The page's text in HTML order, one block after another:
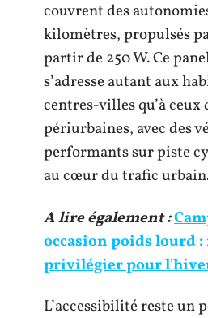
couvrent des
kilomètres, propulsés
partir de 250 W. Ce
s’adresse autant aux
centres-villes qu’à ceux
périurbaines, avec des
performants sur piste
au cœur du trafic
A lire également :
occasion poids lourd :
privilégier pour
L’accessibilité reste un